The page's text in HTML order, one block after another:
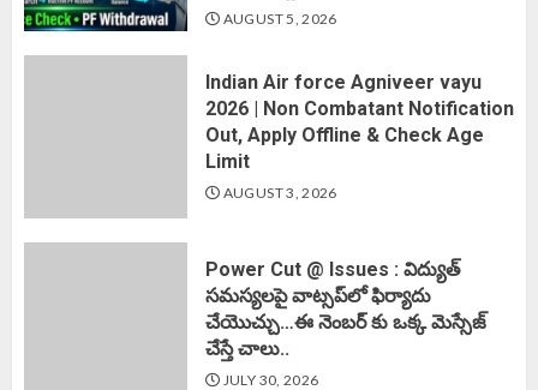
AUGUST 5, 2026
Indian Air force Agniveer vayu
2026 | Non Combatant Notification
Out, Apply Offline & Check Age
Limit
AUGUST 3, 2026
Power Cut @ Issues : విద్యుత్
సమస్యలపై వాట్సప్‌లో ఫిర్యాదు
చేయొచ్చు…ఈ నెంబర్ కు ఒక్క మెస్సేజ్
చేస్తే చాలు..
JULY 30, 2026